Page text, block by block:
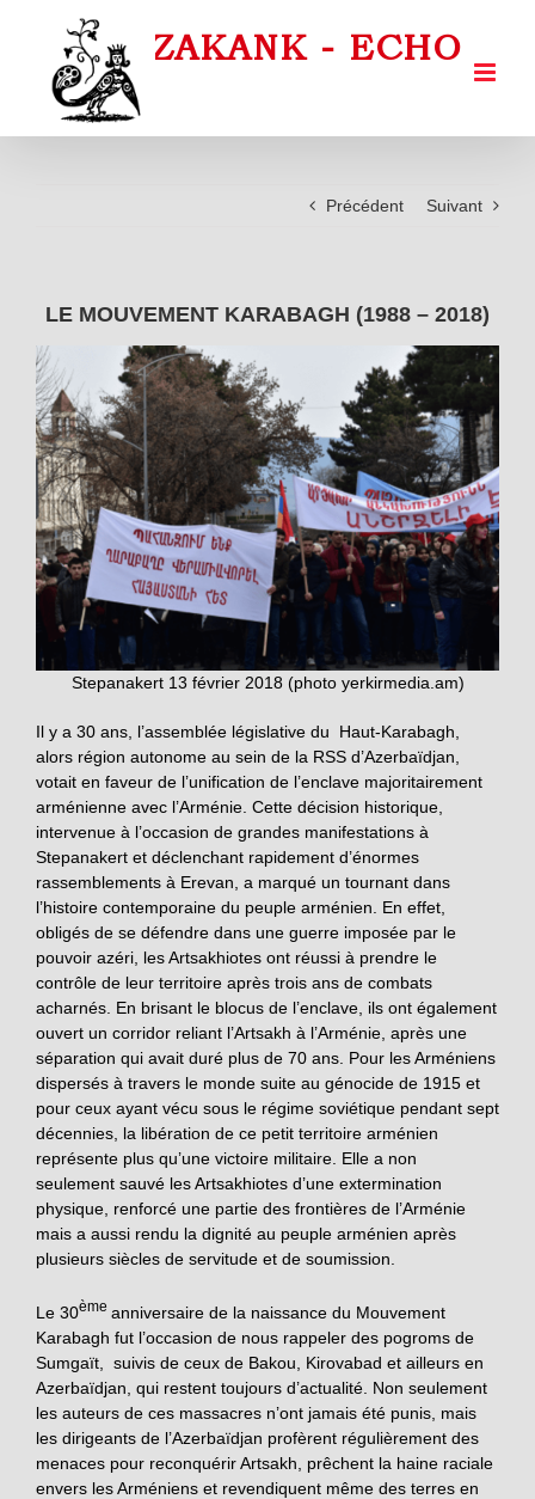
Précédent Suivant
LE MOUVEMENT KARABAGH (1988 – 2018)
Stepanakert 13 février 2018 (photo yerkirmedia.am)
Il y a 30 ans, l’assemblée législative du Haut-Karabagh,
alors région autonome au sein de la RSS d’Azerbaïdjan,
votait en faveur de l’unification de l’enclave majoritairement
arménienne avec l’Arménie. Cette décision historique,
intervenue à l’occasion de grandes manifestations à
Stepanakert et déclenchant rapidement d’énormes
rassemblements à Erevan, a marqué un tournant dans
l’histoire contemporaine du peuple arménien. En effet,
obligés de se défendre dans une guerre imposée par le
pouvoir azéri, les Artsakhiotes ont réussi à prendre le
contrôle de leur territoire après trois ans de combats
acharnés. En brisant le blocus de l’enclave, ils ont également
ouvert un corridor reliant l’Artsakh à l’Arménie, après une
séparation qui avait duré plus de 70 ans. Pour les Arméniens
dispersés à travers le monde suite au génocide de 1915 et
pour ceux ayant vécu sous le régime soviétique pendant sept
décennies, la libération de ce petit territoire arménien
représente plus qu’une victoire militaire. Elle a non
seulement sauvé les Artsakhiotes d’une extermination
physique, renforcé une partie des frontières de l’Arménie
mais a aussi rendu la dignité au peuple arménien après
plusieurs siècles de servitude et de soumission.
Le 30ème anniversaire de la naissance du Mouvement
Karabagh fut l’occasion de nous rappeler des pogroms de
Sumgaït, suivis de ceux de Bakou, Kirovabad et ailleurs en
Azerbaïdjan, qui restent toujours d’actualité. Non seulement
les auteurs de ces massacres n’ont jamais été punis, mais
les dirigeants de l’Azerbaïdjan profèrent régulièrement des
menaces pour reconquérir Artsakh, prêchent la haine raciale
envers les Arméniens et revendiquent même des terres en